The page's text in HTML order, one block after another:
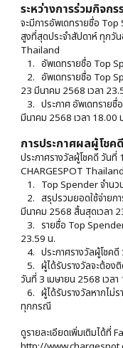
ระหว่างการร่วมกิจกร
จะมีการอัพเดทรายชื่อ Top
สูงที่สุดประจำสัปดาห์ ทุกวั
Thailand
1.อัพเดทรายชื่อ Top
2. อัพเดทรายชื่อ Top
23 มีนาคม 2568 เวลา
3. ประกาศ อัพเดทราย
มีนาคม 2568 เวลา 18.00
การประกาศผลผู้โช
ประกาศรางวัลผู้โชคดี วันที่
CHARGESPOT Thailand
1. Top Spender จำนว
2. สรุปรวมยอดใช้จ่ายกา
มีนาคม 2568 สิ้นสุดเวลา
3. รายชื่อ Top
23.59 น.
4. ประกาศรางวัลผู้โชคดี
5. ผู้ได้รับรางวัลจะต้องติ
วันที่ 3 เมษายน 2568 เวล
6. ผู้ได้รับรางวัลหากไม่ร
ทุกกรณี
ดูรายละเอียดเพิ่มเติมได้ที่